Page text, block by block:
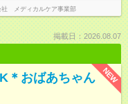
社 メディカルケア事業部
掲載日：2026.08.07
NEW
＊おばあちゃん